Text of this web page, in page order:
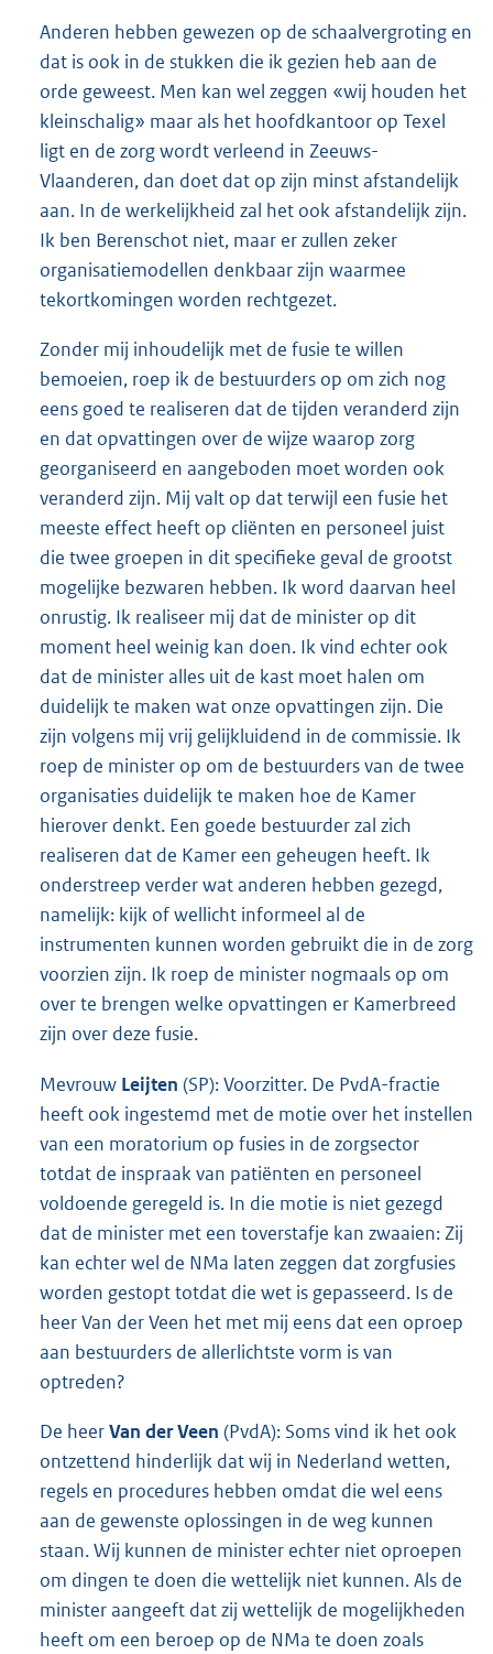
Anderen hebben gewezen op de schaalvergroting en
dat is ook in de stukken die ik gezien heb aan de
orde geweest. Men kan wel zeggen «wij houden het
kleinschalig» maar als het hoofdkantoor op Texel
ligt en de zorg wordt verleend in Zeeuws-
Vlaanderen, dan doet dat op zijn minst afstandelijk
aan. In de werkelijkheid zal het ook afstandelijk zijn.
Ik ben Berenschot niet, maar er zullen zeker
organisatiemodellen denkbaar zijn waarmee
tekortkomingen worden rechtgezet.
Zonder mij inhoudelijk met de fusie te willen
bemoeien, roep ik de bestuurders op om zich nog
eens goed te realiseren dat de tijden veranderd zijn
en dat opvattingen over de wijze waarop zorg
georganiseerd en aangeboden moet worden ook
veranderd zijn. Mij valt op dat terwijl een fusie het
meeste effect heeft op cliënten en personeel juist
die twee groepen in dit specifieke geval de grootst
mogelijke bezwaren hebben. Ik word daarvan heel
onrustig. Ik realiseer mij dat de minister op dit
moment heel weinig kan doen. Ik vind echter ook
dat de minister alles uit de kast moet halen om
duidelijk te maken wat onze opvattingen zijn. Die
zijn volgens mij vrij gelijkluidend in de commissie. Ik
roep de minister op om de bestuurders van de twee
organisaties duidelijk te maken hoe de Kamer
hierover denkt. Een goede bestuurder zal zich
realiseren dat de Kamer een geheugen heeft. Ik
onderstreep verder wat anderen hebben gezegd,
namelijk: kijk of wellicht informeel al de
instrumenten kunnen worden gebruikt die in de zorg
voorzien zijn. Ik roep de minister nogmaals op om
over te brengen welke opvattingen er Kamerbreed
zijn over deze fusie.
Mevrouw Leijten (SP): Voorzitter. De PvdA-fractie
heeft ook ingestemd met de motie over het instellen
van een moratorium op fusies in de zorgsector
totdat de inspraak van patiënten en personeel
voldoende geregeld is. In die motie is niet gezegd
dat de minister met een toverstafje kan zwaaien: Zij
kan echter wel de NMa laten zeggen dat zorgfusies
worden gestopt totdat die wet is gepasseerd. Is de
heer Van der Veen het met mij eens dat een oproep
aan bestuurders de allerlichtste vorm is van
optreden?
De heerVan der Veen (PvdA): Soms vind ik het ook
ontzettend hinderlijk dat wij in Nederland wetten,
regels en procedures hebben omdat die wel eens
aan de gewenste oplossingen in de weg kunnen
staan. Wij kunnen de minister echter niet oproepen
om dingen te doen die wettelijk niet kunnen. Als de
minister aangeeft dat zij wettelijk de mogelijkheden
heeft om een beroep op de NMa te doen zoals